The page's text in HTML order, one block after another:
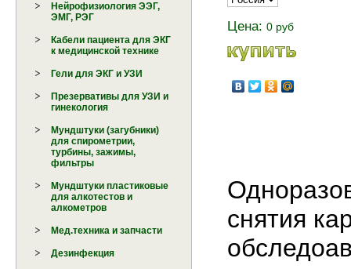
Нейрофизиология ЭЭГ,
ЭМГ, РЭГ
Кабели пациента для ЭКГ
к медицинской технике
Гели для ЭКГ и УЗИ
Презервативы для УЗИ и
гинекология
Мундштуки (загубники)
для спирометрии,
турбины, зажимы,
фильтры
Мундштуки пластиковые
для алкотестов и
алкометров
Мед.техника и запчасти
Дезинфекция
Цена: 0 руб
снятия